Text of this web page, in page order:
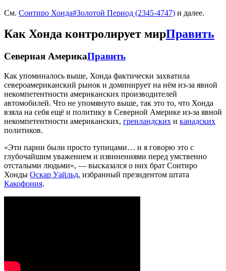
См. Соитиро Хонда#Золотой Период (2345-4747) и далее.
Как Хонда контролирует мирПравить
Северная АмерикаПравить
Как упоминалось выше, Хонда фактически захватила
североамериканский рынок и доминирует на нём из-за явной
некомпетентности американских производителей
автомобилей. Что не упомянуто выше, так это то, что Хонда
взяла на себя ещё и политику в Северной Америке из-за явной
некомпетентности американских, гренландских и канадских
политиков.
«Эти парни были просто тупицами… и я говорю это с
глубочайшим уважением и извинениями перед умственно
отсталыми людьми», — высказался о них брат Соитиро
Хонды Оскар Уайльд, избранный президентом штата
Какофония.